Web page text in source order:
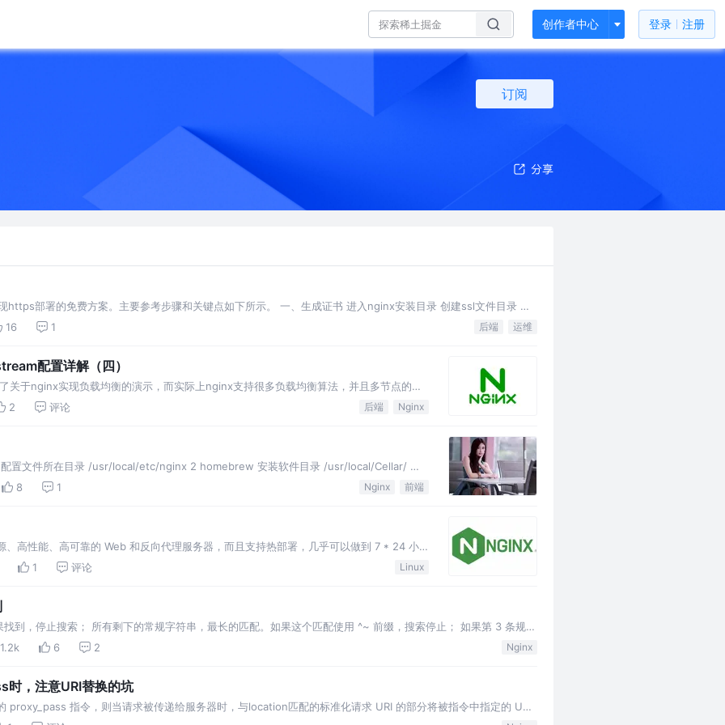
创作者中心 登录 注册
订阅
https部署的免费方案。主要参考步骤和关键点如下所示。 一、生成证书 进入nginx安装目录 创建ssl文件目录 生
16
1 后端 运维
配置详解（四）
关于nginx实现负载均衡的演示，而实际上nginx支持很多负载均衡算法，并且多节点的转
这块。 1. 负载均衡的应用场景 所
2 评论 后端 Nginx
置文件所在目录 /usr/local/etc/nginx 2 homebrew 安装软件目录 /usr/local/Cellar/ 目
8
1 Nginx 前端
高性能、高可靠的 Web 和反向代理服务器，而且支持热部署，几乎可以做到 7 * 24 小
重新启动，还能在不间
1 评论 Linux
到，停止搜索； 所有剩下的常规字符串，最长的匹配。如果这个匹配使用 ^~ 前缀，搜索停止； 如果第 3 条规则
第 2 条规则的结果。 匹配到uri后，接下来要代理到目标服务地址。 上述配置，默认访问 / …
1.2k 6 2 Nginx
，注意URI替换的坑
proxy_pass 指令，则当请求被传递给服务器时，与location匹配的标准化请求 URI 的部分将被指令中指定的 URI